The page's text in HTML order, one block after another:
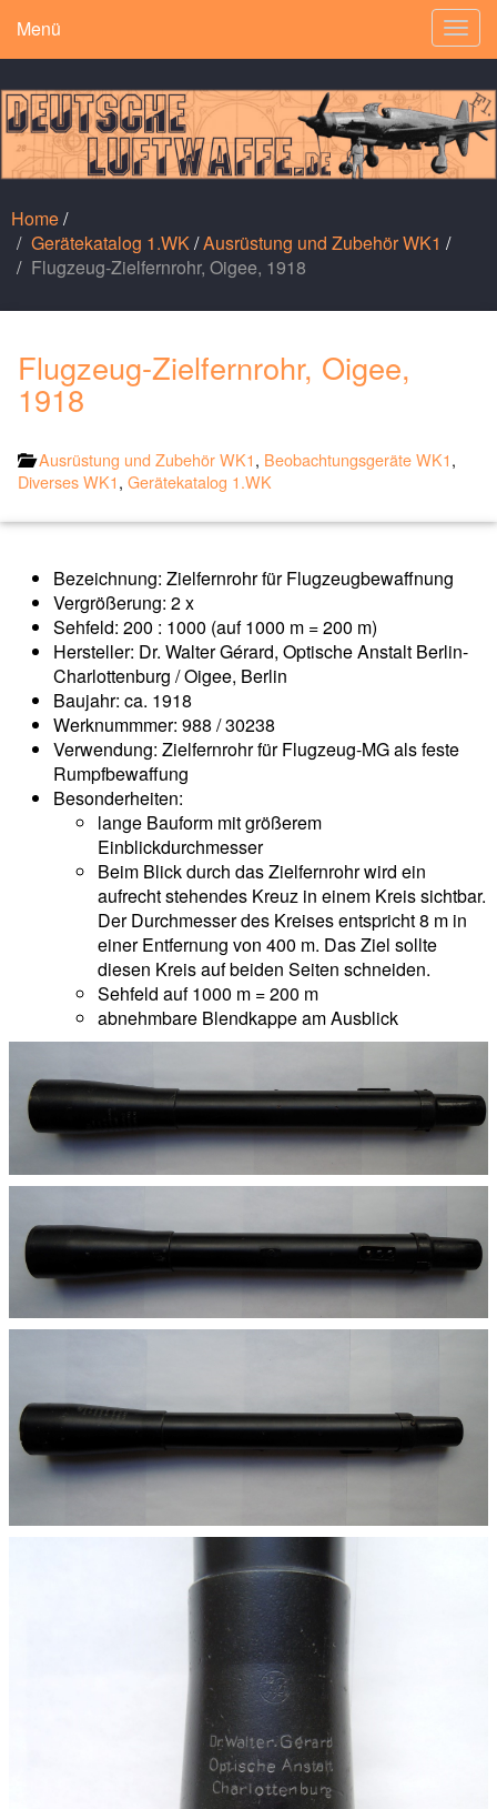
Menü
Home/
Gerätekatalog 1.WK/Ausrüstung und Zubehör WK1 /
Flugzeug-Zielfernrohr, Oigee, 1918
Flugzeug-Zielfernrohr, Oigee,
1918
Ausrüstung und Zubehör WK1, Beobachtungsgeräte WK1,
Diverses WK1, Gerätekatalog 1.WK
Bezeichnung: Zielfernrohr für Flugzeugbewaffnung
Vergrößerung: 2 x
Sehfeld: 200 : 1000 (auf 1000 m = 200 m)
Hersteller: Dr. Walter Gérard, Optische Anstalt Berlin-
Charlottenburg / Oigee, Berlin
Baujahr: ca. 1918
Werknummmer: 988 / 30238
Verwendung: Zielfernrohr für Flugzeug-MG als feste
Rumpfbewaffung
Besonderheiten:
lange Bauform mit größerem
Einblickdurchmesser
Beim Blick durch das Zielfernrohr wird ein
aufrecht stehendes Kreuz in einem Kreis sichtbar.
Der Durchmesser des Kreises entspricht 8 m in
einer Entfernung von 400 m. Das Ziel sollte
diesen Kreis auf beiden Seiten schneiden.
Sehfeld auf 1000 m = 200 m
abnehmbare Blendkappe am Ausblick